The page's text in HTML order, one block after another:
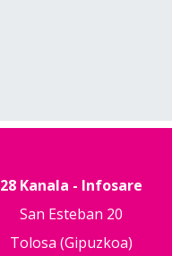
28 Kanala - Infosare
San Esteban 20
Tolosa (Gipuzkoa)